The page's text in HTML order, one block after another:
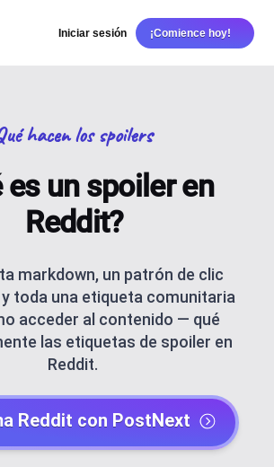
Iniciar sesión ¡Comience hoy!
hacen los spoilers
es un spoiler en
Reddit?
markdown, un patrón de clic
toda una etiqueta comunitaria
acceder al contenido — qué
las etiquetas de spoiler en
Reddit.
Reddit con PostNext